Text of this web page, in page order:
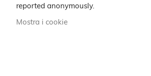
reported anonymously.
Mostra i cookie